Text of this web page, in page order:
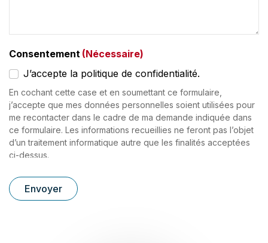
Consentement (Nécessaire)
J’accepte la politique de confidentialité.
En cochant cette case et en soumettant ce formulaire,
j’accepte que mes données personnelles soient utilisées pour
me recontacter dans le cadre de ma demande indiquée dans
ce formulaire. Les informations recueillies ne feront pas l’objet
d’un traitement informatique autre que les finalités acceptées
ci-dessus.